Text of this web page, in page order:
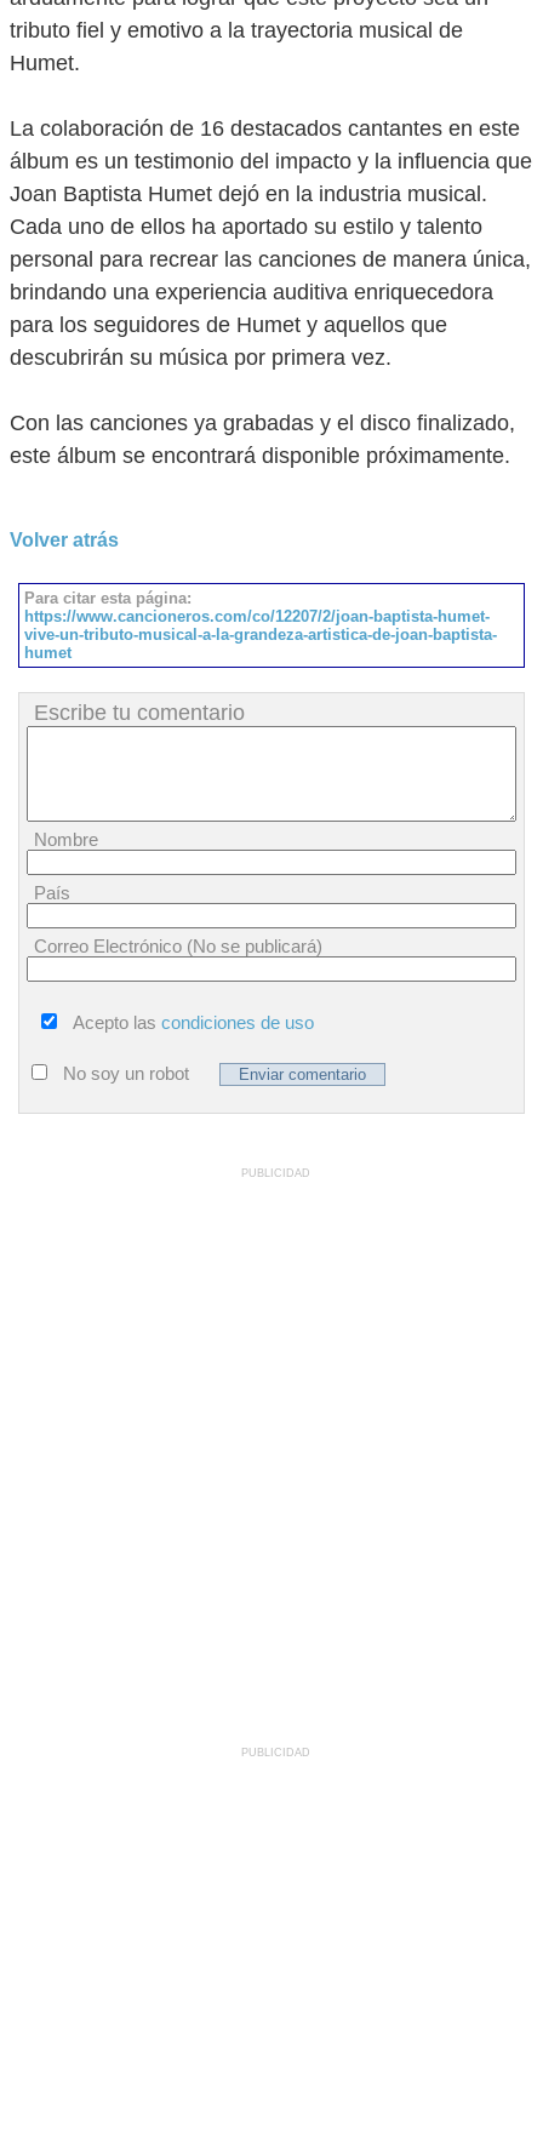
tributo fiel y emotivo a la trayectoria musical de
Humet.
La colaboración de 16 destacados cantantes en este
álbum es un testimonio del impacto y la influencia que
Joan Baptista Humet dejó en la industria musical.
Cada uno de ellos ha aportado su estilo y talento
personal para recrear las canciones de manera única,
brindando una experiencia auditiva enriquecedora
para los seguidores de Humet y aquellos que
descubrirán su música por primera vez.
Con las canciones ya grabadas y el disco finalizado,
este álbum se encontrará disponible próximamente.
Volver atrás
Para citar esta página:
https://www.cancioneros.com/co/12207/2/joan-baptista-humet-
vive-un-tributo-musical-a-la-grandeza-artistica-de-joan-baptista-
humet
Escribe tu comentario
Nombre
País
Correo Electrónico (No se publicará)
Acepto las condiciones de uso
No soy un robot
PUBLICIDAD
PUBLICIDAD